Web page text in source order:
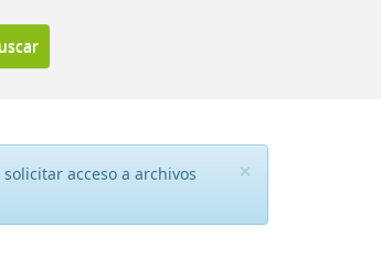
×
acceso a archivos